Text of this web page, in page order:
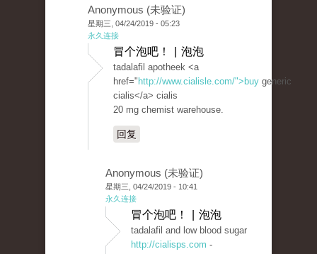
Anonymous (未验证)
星期三, 04/24/2019 - 05:23
永久连接
冒个泡吧！ | 泡泡
tadalafil apotheek <a
href=" http://www.cialisle.com/">buy generic
cialis</a> cialis
20 mg chemist warehouse.
回复
Anonymous (未验证)
星期三, 04/24/2019 - 10:41
永久连接
冒个泡吧！ | 泡泡
tadalafil and low blood sugar
http://cialisps.com -